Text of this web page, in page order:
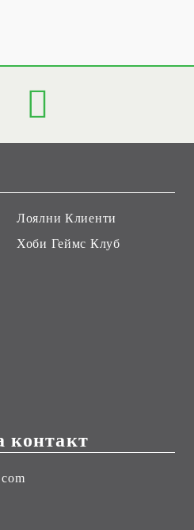
Лоялни Клиенти
Хоби Геймс Клуб
контакт